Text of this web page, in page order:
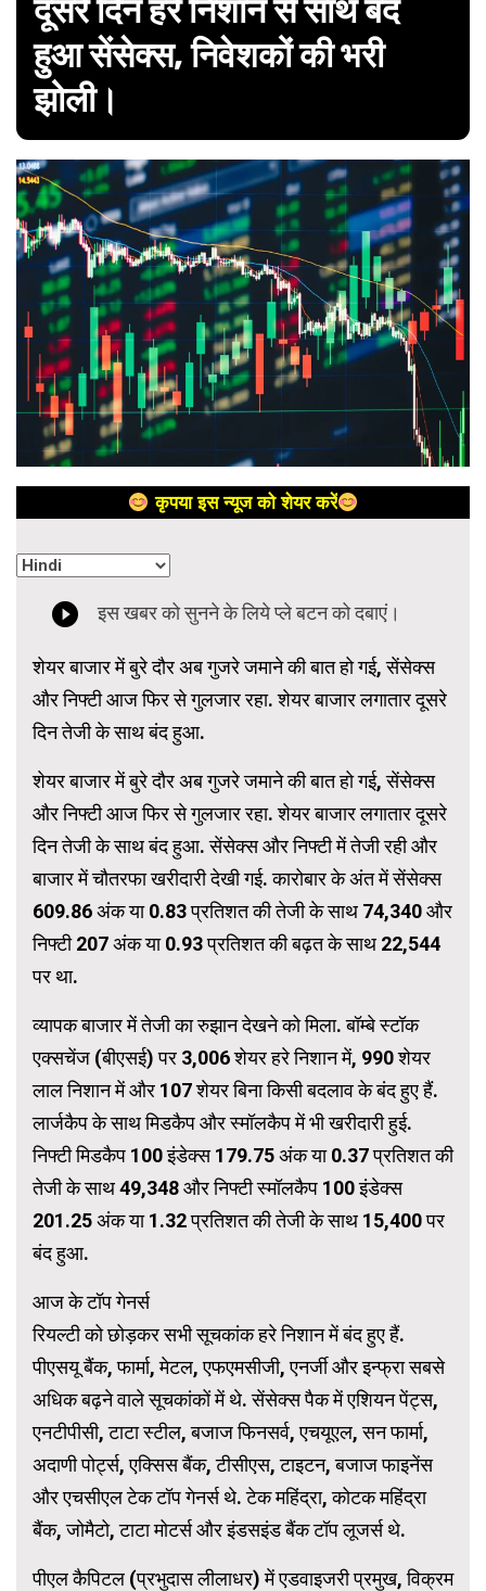
दूसरे दिन हरे निशान से साथ बंद
हुआ सेंसेक्स, निवेशकों की भरी
झोली।
कृपया इस न्यूज को शेयर करें
शेयर बाजार में बुरे दौर अब गुजरे जमाने की बात हो गई, सेंसेक्स
और निफ्टी आज फिर से गुलजार रहा. शेयर बाजार लगातार दूसरे
दिन तेजी के साथ बंद हुआ.
शेयर बाजार में बुरे दौर अब गुजरे जमाने की बात हो गई, सेंसेक्स
और निफ्टी आज फिर से गुलजार रहा. शेयर बाजार लगातार दूसरे
दिन तेजी के साथ बंद हुआ. सेंसेक्स और निफ्टी में तेजी रही और
बाजार में चौतरफा खरीदारी देखी गई. कारोबार के अंत में सेंसेक्स
609.86 अंक या 0.83 प्रतिशत की तेजी के साथ 74,340 और
निफ्टी 207 अंक या 0.93 प्रतिशत की बढ़त के साथ 22,544
पर था.
व्यापक बाजार में तेजी का रुझान देखने को मिला. बॉम्बे स्टॉक
एक्सचेंज (बीएसई) पर 3,006 शेयर हरे निशान में, 990 शेयर
लाल निशान में और 107 शेयर बिना किसी बदलाव के बंद हुए हैं.
लार्जकैप के साथ मिडकैप और स्मॉलकैप में भी खरीदारी हुई.
निफ्टी मिडकैप 100 इंडेक्स 179.75 अंक या 0.37 प्रतिशत की
तेजी के साथ 49,348 और निफ्टी स्मॉलकैप 100 इंडेक्स
201.25 अंक या 1.32 प्रतिशत की तेजी के साथ 15,400 पर
बंद हुआ.
आज के टॉप गेनर्स
रियल्टी को छोड़कर सभी सूचकांक हरे निशान में बंद हुए हैं.
पीएसयू बैंक, फार्मा, मेटल, एफएमसीजी, एनर्जी और इन्फ्रा सबसे
अधिक बढ़ने वाले सूचकांकों में थे. सेंसेक्स पैक में एशियन पेंट्स,
एनटीपीसी, टाटा स्टील, बजाज फिनसर्व, एचयूएल, सन फार्मा,
अदाणी पोर्ट्स, एक्सिस बैंक, टीसीएस, टाइटन, बजाज फाइनेंस
और एचसीएल टेक टॉप गेनर्स थे. टेक महिंद्रा, कोटक महिंद्रा
बैंक, जोमैटो, टाटा मोटर्स और इंडसइंड बैंक टॉप लूजर्स थे.
पीएल कैपिटल (प्रभुदास लीलाधर) में एडवाइजरी प्रमुख, विक्रम